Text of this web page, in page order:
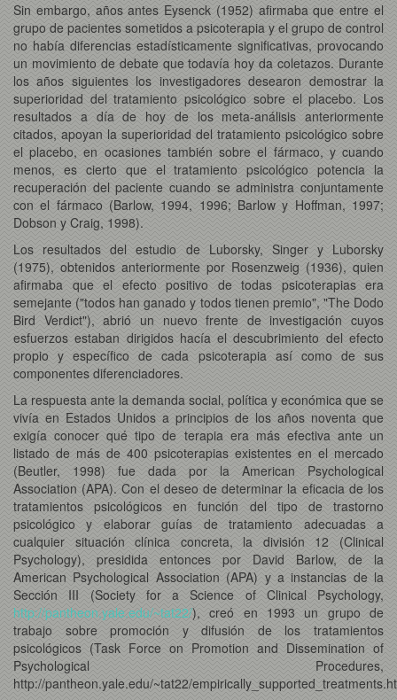
Sin embargo, años antes Eysenck (1952) afirmaba que entre el
grupo de pacientes sometidos a psicoterapia y el grupo de control
no había diferencias estadísticamente significativas, provocando
un movimiento de debate que todavía hoy da coletazos. Durante
los años siguientes los investigadores desearon demostrar la
superioridad del tratamiento psicológico sobre el placebo. Los
resultados a día de hoy de los meta-análisis anteriormente
citados, apoyan la superioridad del tratamiento psicológico sobre
el placebo, en ocasiones también sobre el fármaco, y cuando
menos, es cierto que el tratamiento psicológico potencia la
recuperación del paciente cuando se administra conjuntamente
con el fármaco (Barlow, 1994, 1996; Barlow y Hoffman, 1997;
Dobson y Craig, 1998).
Los resultados del estudio de Luborsky, Singer y Luborsky
(1975), obtenidos anteriormente por Rosenzweig (1936), quien
afirmaba que el efecto positivo de todas psicoterapias era
semejante ("todos han ganado y todos tienen premio", "The Dodo
Bird Verdict"), abrió un nuevo frente de investigación cuyos
esfuerzos estaban dirigidos hacía el descubrimiento del efecto
propio y específico de cada psicoterapia así como de sus
componentes diferenciadores.
La respuesta ante la demanda social, política y económica que se
vivía en Estados Unidos a principios de los años noventa que
exigía conocer qué tipo de terapia era más efectiva ante un
listado de más de 400 psicoterapias existentes en el mercado
(Beutler, 1998) fue dada por la American Psychological
Association (APA). Con el deseo de determinar la eficacia de los
tratamientos psicológicos en función del tipo de trastorno
psicológico y elaborar guías de tratamiento adecuadas a
cualquier situación clínica concreta, la división 12 (Clinical
Psychology), presidida entonces por David Barlow, de la
American Psychological Association (APA) y a instancias de la
Sección III (Society for a Science of Clinical Psychology,
http://pantheon.yale.edu/~tat22/), creó en 1993 un grupo de
trabajo sobre promoción y difusión de los tratamientos
psicológicos (Task Force on Promotion and Dissemination of
Psychological Procedures,
http://pantheon.yale.edu/~tat22/